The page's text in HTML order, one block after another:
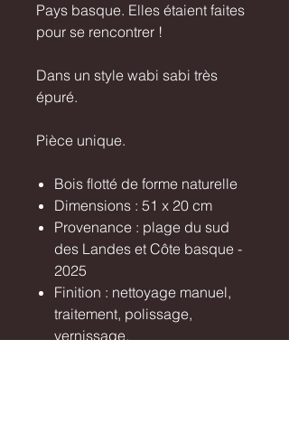
Pays basque. Elles étaient faites
pour se rencontrer !
Dans un style wabi sabi très
épuré.
Pièce unique.
Bois flotté de forme naturelle
Dimensions : 51 x 20 cm
Provenance : plage du sud
des Landes et Côte basque -
2025
Finition : nettoyage manuel,
traitement, polissage,
vernissage.